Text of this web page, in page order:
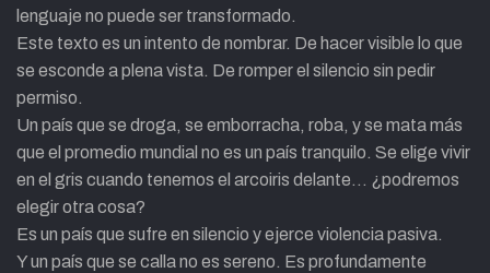
lenguaje no puede ser transformado.
Este texto es un intento de nombrar. De hacer visible lo que
se esconde a plena vista. De romper el silencio sin pedir
permiso.
Un país que se droga, se emborracha, roba, y se mata más
que el promedio mundial no es un país tranquilo. Se elige vivir
en el gris cuando tenemos el arcoiris delante… ¿podremos
elegir otra cosa?
Es un país que sufre en silencio y ejerce violencia pasiva.
Y un país que se calla no es sereno. Es profundamente